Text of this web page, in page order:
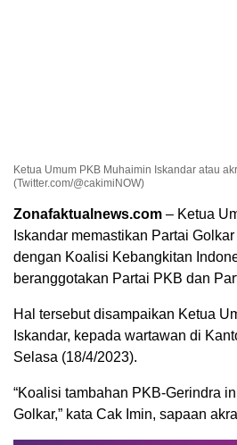
Ketua Umum PKB Muhaimin Iskandar atau
(Twitter.com/@cakimiNOW)
Zonafaktualnews.com – Ketua
Iskandar memastikan Partai
dengan Koalisi Kebangkitan
beranggotakan Partai PKB dan
Hal tersebut disampaikan Ketua
Iskandar, kepada wartawan di
Selasa (18/4/2023).
“Koalisi tambahan PKB-Gerindra
Golkar,” kata Cak Imin, sapaan